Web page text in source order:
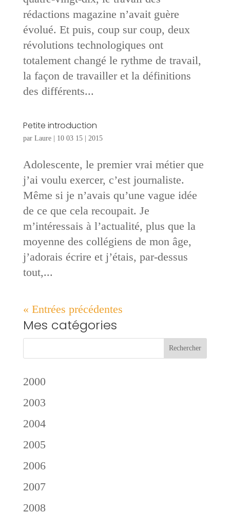
rédactions magazine n’avait guère
évolué. Et puis, coup sur coup, deux
révolutions technologiques ont
totalement changé le rythme de travail,
la façon de travailler et la définitions
des différents...
Petite introduction
par Laure| 10 03 15| 2015
Adolescente, le premier vrai métier que
j’ai voulu exercer, c’est journaliste.
Même si je n’avais qu’une vague idée
de ce que cela recoupait. Je
m’intéressais à l’actualité, plus que la
moyenne des collégiens de mon âge,
j’adorais écrire et j’étais, par-dessus
tout,...
« Entrées précédentes
Mes catégories
2000
2003
2004
2005
2006
2007
2008